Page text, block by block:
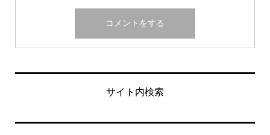
サイト内検索